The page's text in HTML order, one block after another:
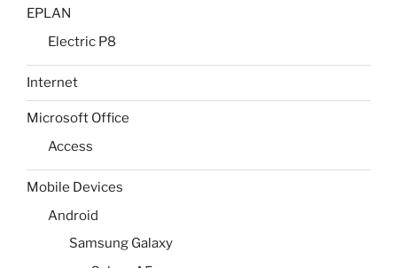
EPLAN
Electric P8
Internet
Microsoft Office
Access
Mobile Devices
Android
Samsung Galaxy